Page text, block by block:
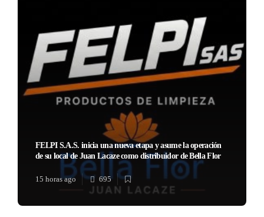
FELPI S.A.S. inicia una nueva etapa y asume la operación
de su local de Juan Lacaze como distribuidor de Bella Flor
15 horas ago 695